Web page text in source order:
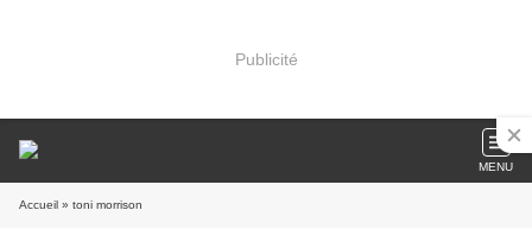
Publicité
MENU
Accueil » toni morrison